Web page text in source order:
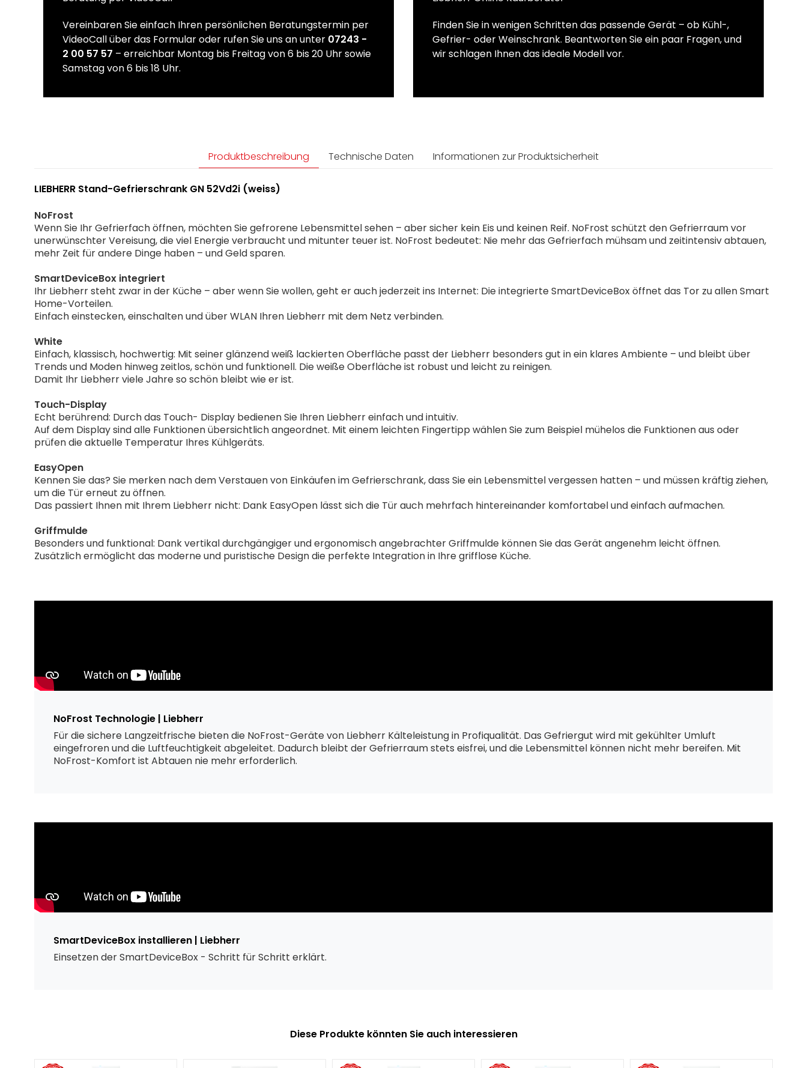
Vereinbaren Sie einfach Ihren persönlichen Beratungstermin per
VideoCall über das Formular oder rufen Sie uns an unter 07243 -
2 00 57 57 – erreichbar Montag bis Freitag von 6 bis 20 Uhr sowie
Samstag von 6 bis 18 Uhr.
Finden Sie in wenigen Schritten das passende Gerät – ob Kühl-,
Gefrier- oder Weinschrank. Beantworten Sie ein paar Fragen, und
wir schlagen Ihnen das ideale Modell vor.
Produktbeschreibung Technische Daten Informationen zur Produktsicherheit
LIEBHERR Stand-Gefrierschrank GN 52Vd2i (weiss)
NoFrost
Wenn Sie Ihr Gefrierfach öffnen, möchten Sie gefrorene Lebensmittel sehen – aber sicher kein Eis und keinen Reif. NoFrost schützt den Gefrierraum vor
unerwünschter Vereisung, die viel Energie verbraucht und mitunter teuer ist. NoFrost bedeutet: Nie mehr das Gefrierfach mühsam und zeitintensiv abtauen,
mehr Zeit für andere Dinge haben – und Geld sparen.
SmartDeviceBox integriert
Ihr Liebherr steht zwar in der Küche – aber wenn Sie wollen, geht er auch jederzeit ins Internet: Die integrierte SmartDeviceBox öffnet das Tor zu allen Smart
Home-Vorteilen.
Einfach einstecken, einschalten und über WLAN Ihren Liebherr mit dem Netz verbinden.
White
Einfach, klassisch, hochwertig: Mit seiner glänzend weiß lackierten Oberfläche passt der Liebherr besonders gut in ein klares Ambiente – und bleibt über
Trends und Moden hinweg zeitlos, schön und funktionell. Die weiße Oberfläche ist robust und leicht zu reinigen.
Damit Ihr Liebherr viele Jahre so schön bleibt wie er ist.
Touch-Display
Echt berührend: Durch das Touch- Display bedienen Sie Ihren Liebherr einfach und intuitiv.
Auf dem Display sind alle Funktionen übersichtlich angeordnet. Mit einem leichten Fingertipp wählen Sie zum Beispiel mühelos die Funktionen aus oder
prüfen die aktuelle Temperatur Ihres Kühlgeräts.
EasyOpen
Kennen Sie das? Sie merken nach dem Verstauen von Einkäufen im Gefrierschrank, dass Sie ein Lebensmittel vergessen hatten – und müssen kräftig ziehen,
um die Tür erneut zu öffnen.
Das passiert Ihnen mit Ihrem Liebherr nicht: Dank EasyOpen lässt sich die Tür auch mehrfach hintereinander komfortabel und einfach aufmachen.
Griffmulde
Besonders und funktional: Dank vertikal durchgängiger und ergonomisch angebrachter Griffmulde können Sie das Gerät angenehm leicht öffnen.
Zusätzlich ermöglicht das moderne und puristische Design die perfekte Integration in Ihre grifflose Küche.
NoFrost Technologie | Liebherr
Für die sichere Langzeitfrische bieten die NoFrost-Geräte von Liebherr Kälteleistung in Profiqualität. Das Gefriergut wird mit gekühlter Umluft
eingefroren und die Luftfeuchtigkeit abgeleitet. Dadurch bleibt der Gefrierraum stets eisfrei, und die Lebensmittel können nicht mehr bereifen. Mit
NoFrost-Komfort ist Abtauen nie mehr erforderlich.
SmartDeviceBox installieren | Liebherr
Einsetzen der SmartDeviceBox - Schritt für Schritt erklärt.
Diese Produkte könnten Sie auch interessieren